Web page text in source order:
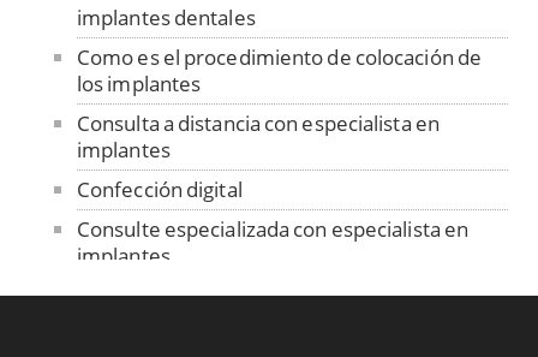
implantes dentales
Como es el procedimiento de colocación de
los implantes
Consulta a distancia con especialista en
implantes
Confección digital
Consulte especializada con especialista en
implantes
Contención